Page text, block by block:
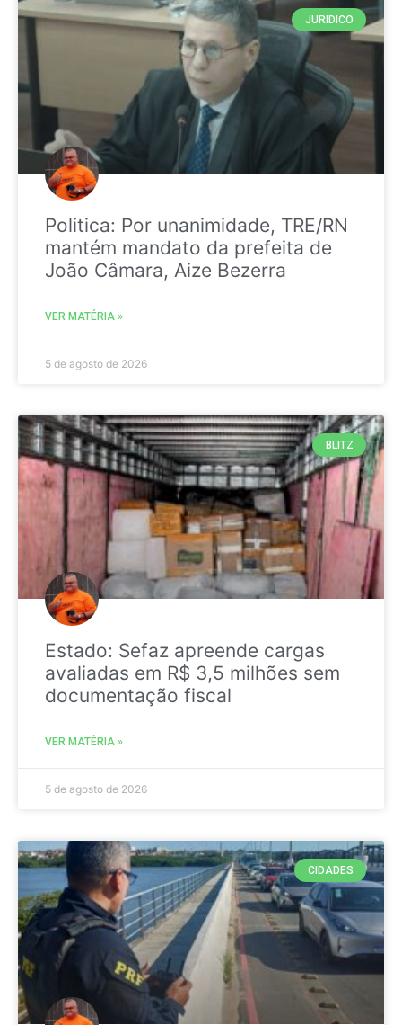
JURIDICO
Politica: Por unanimidade, TRE/RN
mantém mandato da prefeita de
João Câmara, Aize Bezerra
VER MATÉRIA »
5 de agosto de 2026
BLITZ
Estado: Sefaz apreende cargas
avaliadas em R$ 3,5 milhões sem
documentação fiscal
VER MATÉRIA »
5 de agosto de 2026
CIDADES